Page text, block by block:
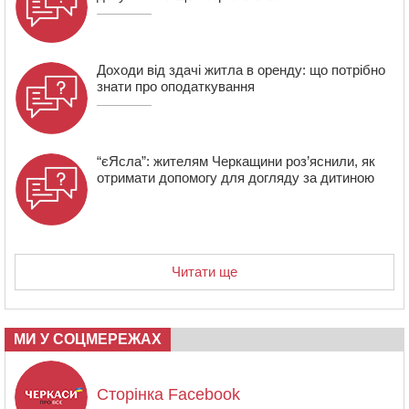
14:31 У Каневі аномальна спека призвела до перебоїв у
роботі електромереж та комунальних служб
Доходи від здачі житла в оренду: що потрібно
знати про оподаткування
“єЯсла”: жителям Черкащини роз’яснили, як
отримати допомогу для догляду за дитиною
Читати ще
МИ У СОЦМЕРЕЖАХ
Сторінка Facebook